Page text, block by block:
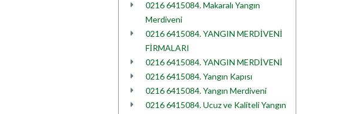
0216 6415084. Makaralı Yangın
Merdiveni
0216 6415084. YANGIN MERDİVENİ
FİRMALARI
0216 6415084. YANGIN MERDİVENİ
0216 6415084. Yangın Kapısı
0216 6415084. Yangın Merdiveni
0216 6415084. Ucuz ve Kaliteli Yangın